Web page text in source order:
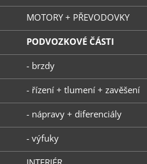
MOTORY + PŘEVODOVKY
PODVOZKOVÉ ČÁSTI
- brzdy
- řízení + tlumení + zavěšení
- nápravy + diferenciály
- výfuky